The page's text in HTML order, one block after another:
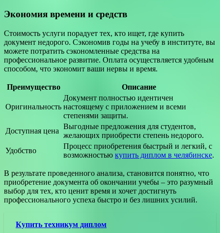
Экономия времени и средств
Стоимость услуги порадует тех, кто ищет, где купить
документ недорого. Сэкономив годы на учебу в институте, вы
можете потратить сэкономленные средства на
профессиональное развитие. Оплата осуществляется удобным
способом, что экономит ваши нервы и время.
Преимущество Описание
Оригинальность
Документ полностью идентичен
настоящему с приложением и всеми
степенями защиты.
Доступная цена
Выгодные предложения для студентов,
желающих приобрести степень недорого.
Удобство
Процесс приобретения быстрый и легкий, с
возможностью купить диплом в челябинске.
В результате проведенного анализа, становится понятно, что
приобретение документа об окончании учебы – это разумный
выбор для тех, кто ценит время и хочет достигнуть
профессионального успеха быстро и без лишних усилий.
Купить техникум диплом